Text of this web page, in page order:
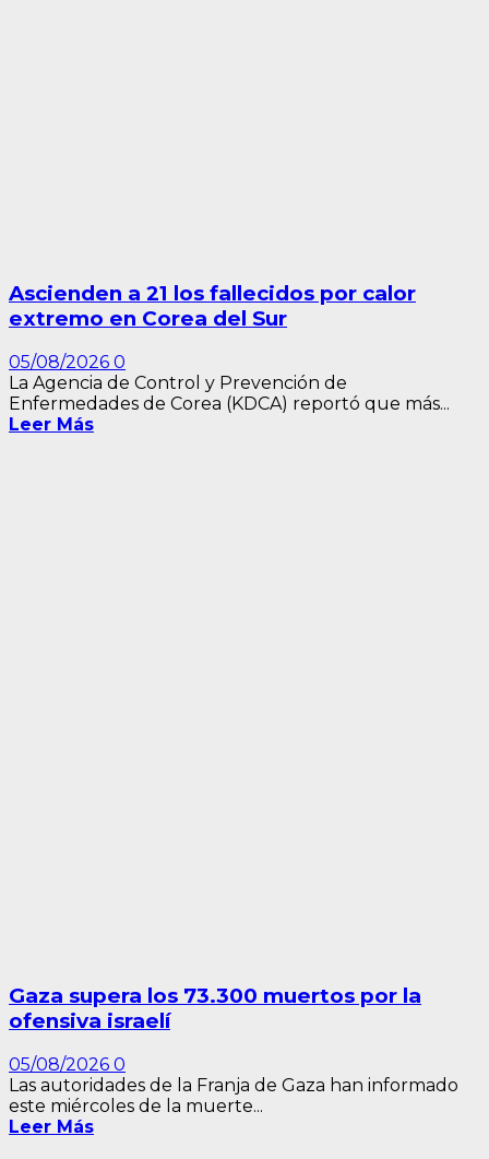
Ascienden a 21 los fallecidos por calor
extremo en Corea del Sur
05/08/2026 0
La Agencia de Control y Prevención de
Enfermedades de Corea (KDCA) reportó que más...
Leer Más
Gaza supera los 73.300 muertos por la
ofensiva israelí
05/08/2026 0
Las autoridades de la Franja de Gaza han informado
este miércoles de la muerte...
Leer Más